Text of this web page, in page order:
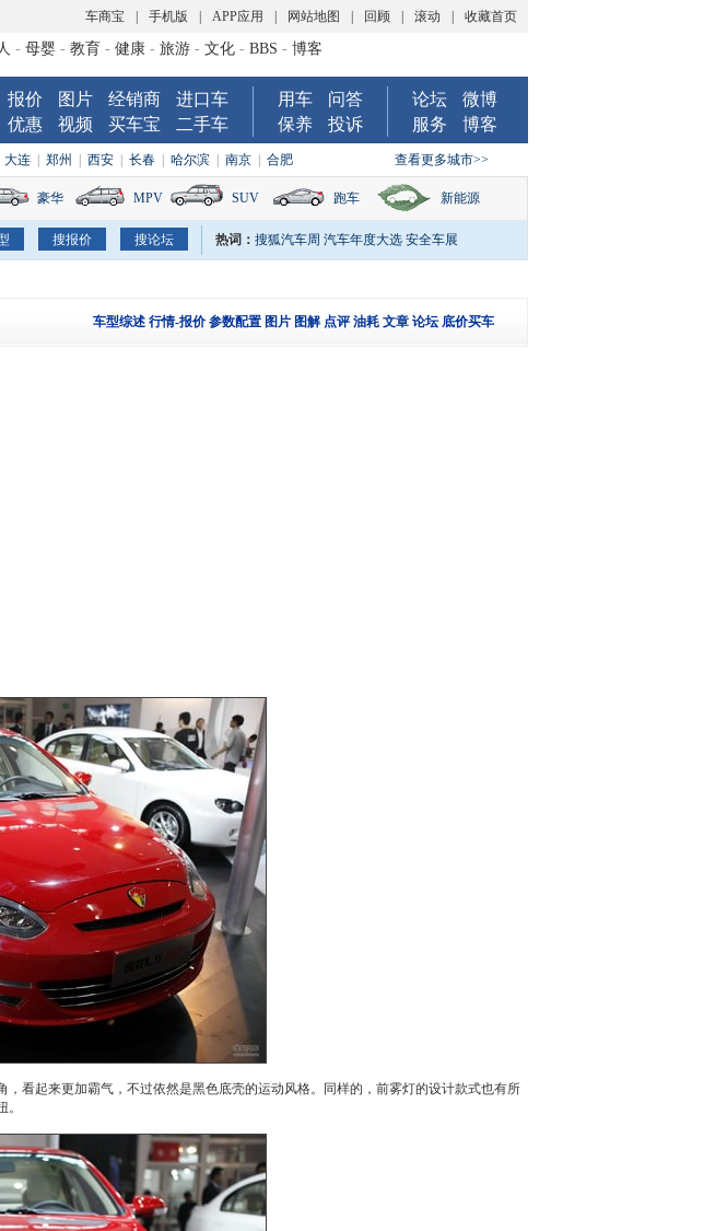
车商宝 手机版 APP应用 网站地图 回顾 滚动 收藏首页
- 母婴 - 教育 - 健康 - 旅游 - 文化 - BBS - 博客
报价 图片 经销商
进口车
优惠 视频 买车宝 二手车
用车
问答
保养
投诉
论坛
微博
服务
博客
查看更多城市>>
大连 郑州 西安 长春 哈尔滨 南京 合肥
豪华 MPV SUV 跑车 新能源
热词： 搜狐汽车周 汽车年度大选 安全车展
车型综述 行情-报价 参数配置 图片 图解 点评 油耗 文章 论坛 底价买车
看起来更加霸气，不过依然是黑色底壳的运动风格。同样的，前雾灯的设计款式也有所